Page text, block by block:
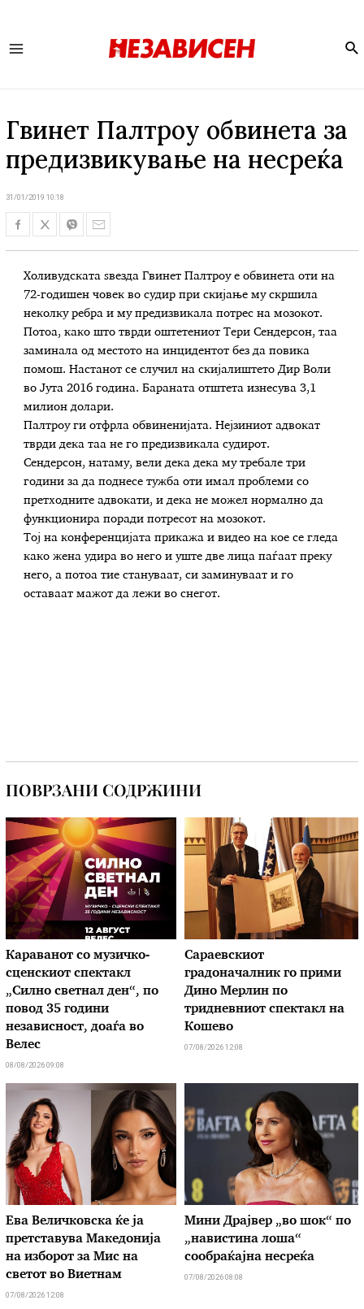
Гвинет Палтроу обвинета за
предизвикување на несреќа
31/01/2019 10:18
Холивудската ѕвезда Гвинет Палтроу е обвинета оти на
72-годишен човек во судир при скијање му скршила
неколку ребра и му предизвикала потрес на мозокот.
Потоа, како што тврди оштетениот Тери Сендерсон, таа
заминала од местото на инцидентот без да повика
помош. Настанот се случил на скијалиштето Дир Воли
во Јута 2016 година. Бараната отштета изнесува 3,1
милион долари.
Палтроу ги отфрла обвиненијата. Нејзиниот адвокат
тврди дека таа не го предизвикала судирот.
Сендерсон, натаму, вели дека дека му требале три
години за да поднесе тужба оти имал проблеми со
претходните адвокати, и дека не можел нормално да
функционира поради потресот на мозокот.
Тој на конференцијата прикажа и видео на кое се гледа
како жена удира во него и уште две лица паѓаат преку
него, а потоа тие стануваат, си заминуваат и го
оставаат мажот да лежи во снегот.
ПОВРЗАНИ СОДРЖИНИ
Караванот со музичкo-
сценскиот спектакл
„Силно светнал ден“, по
повод 35 години
независност, доаѓа во
Велес
08/08/2026 09:08
Сараевскиот
градоначалник го прими
Дино Мерлин по
тридневниот спектакл на
Кошево
07/08/2026 12:08
Ева Величковска ќе ја
претставува Македонија
на изборот за Мис на
светот во Виетнам
07/08/2026 12:08
Мини Драјвер „во шок“ по
„навистина лоша“
сообраќајна несреќа
07/08/2026 08:08